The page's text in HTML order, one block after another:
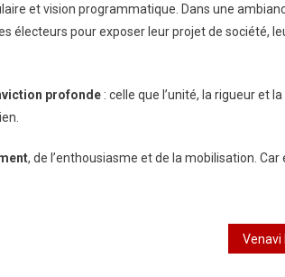
et vision programmatique. Dans une
électeurs pour exposer leur projet de société,
profonde : celle que l’unité, la rigueur et
, de l’enthousiasme et de la mobilisation. Car